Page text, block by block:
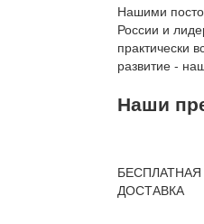
Нашими
России и
практически
развитие -
Наши
БЕСПЛАТНАЯ
ДОСТАВКА